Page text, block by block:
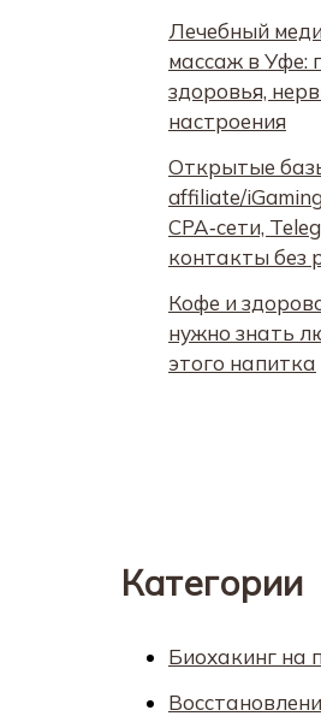
Лечебный
массаж в Уфе:
здоровья,
настроения
Открытые
affiliate/
CPA‑сети,
контакты без
Кофе и
нужно знать
этого напитка
Категории
Биохакинг на